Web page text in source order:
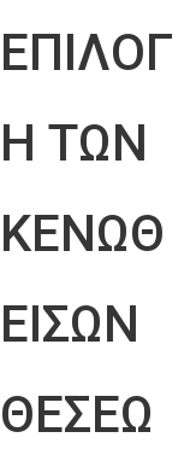
ΕΠΙΛΟΓ
Η ΤΩΝ
ΚΕΝΩΘ
ΕΙΣΩΝ
ΘΕΣΕΩ